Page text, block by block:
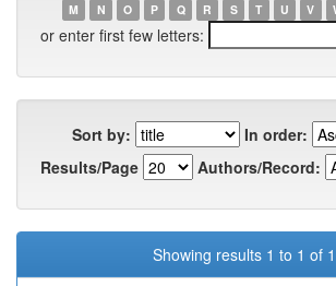
M
N O P Q R S T U V
or enter first few letters:
Sort by:
In order:
Results/Page
Authors/Record:
Showing results 1 to 1 of 1